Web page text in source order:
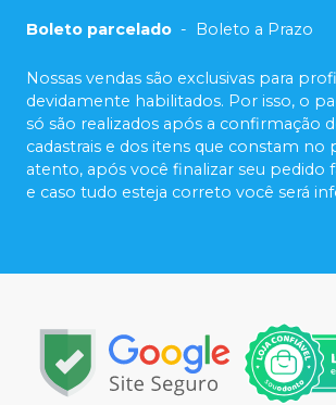
Boleto parcelado - Boleto a Prazo
Nossas vendas são exclusivas para
devidamente habilitados. Por isso, o
só são realizados após a confirmação
cadastrais e dos itens que constam no
atento, após você finalizar seu pedido
e caso tudo esteja correto você será